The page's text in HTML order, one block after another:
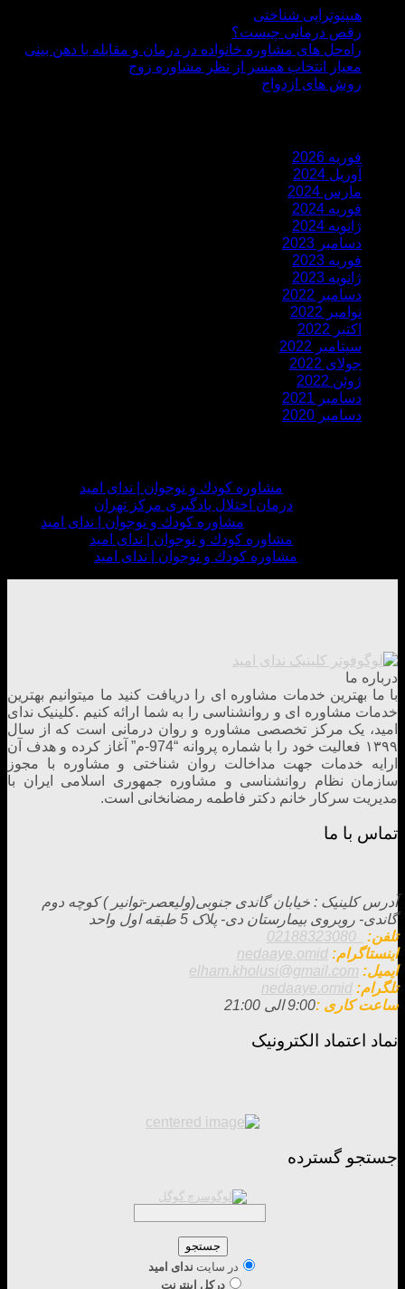
هیپنوتراپی شناختی
رقص درمانی چیست؟
راه‌حل های مشاوره خانواده در درمان و مقابله با دهن بینی
معیار انتخاب همسر از نظر مشاوره زوج
روش های ازدواج
فوریه 2026
آوریل 2024
مارس 2024
فوریه 2024
ژانویه 2024
دسامبر 2023
فوریه 2023
ژانویه 2023
دسامبر 2022
نوامبر 2022
اکتبر 2022
سپتامبر 2022
جولای 2022
ژوئن 2022
دسامبر 2021
دسامبر 2020
مشاوره كودك و نوجوان | ندای امید
درمان اختلال یادگیری مرکز تهران
مشاوره كودك و نوجوان | ندای امید
مشاوره كودك و نوجوان | ندای امید
مشاوره كودك و نوجوان | ندای امید
درباره ما
با ما بهترین خدمات مشاوره ای را دریافت کنید ما میتوانیم بهترین
خدمات مشاوره ای و روانشناسی را به شما ارائه کنیم .کلینیک ندای
امید، یک مرکز تخصصی مشاوره و روان درمانی است که از سال
۱۳۹۹ فعالیت خود را با شماره پروانه “974-م” آغاز کرده و هدف آن
ارایه خدمات جهت مداخالت روان شناختی و مشاوره با مجوز
سازمان نظام روانشناسی و مشاوره جمهوری اسلامی ایران با
مدیریت سرکار خانم دکتر فاطمه رمضانخانی است.
تماس با ما
آدرس کلینیک : خيابان گاندی جنوبی(وليعصر-توانير ) كوچه دوم
گاندی- روبروی بيمارستان دی- پلاک 5 طبقه اول واحد
تلفن:
اینستاگرام: nedaaye.omid
ایمیل: elham.kholusi@gmail.com
تلگرام: nedaaye.omid
ساعت کاری :9:00 الی 21:00
نماد اعتماد الکترونیک
جستجو گسترده
در سایت ندای امید
دركل اينترنت